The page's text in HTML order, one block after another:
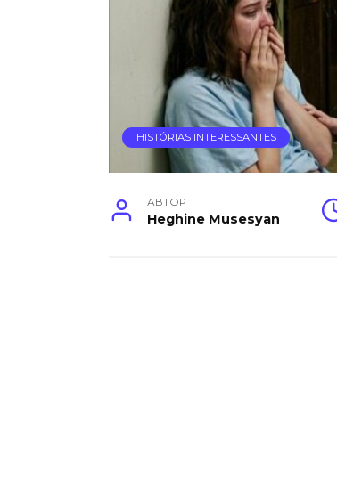
HISTÓRIAS INTERESSANTES
АВТОР
Heghine Musesyan